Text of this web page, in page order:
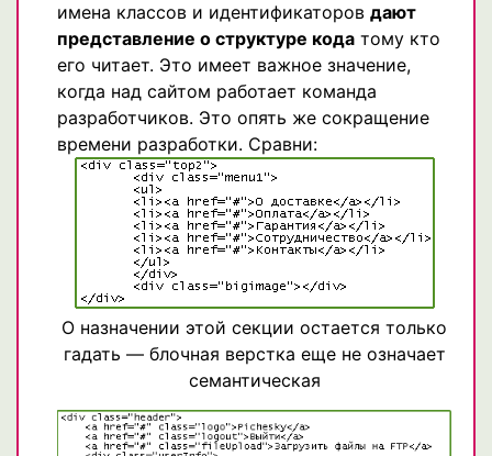
имена классов и идентификаторов дают
представление о структуре кода тому кто
его читает. Это имеет важное значение,
когда над сайтом работает команда
разработчиков. Это опять же сокращение
времени разработки. Сравни:
О назначении этой секции остается только
гадать — блочная верстка еще не означает
семантическая